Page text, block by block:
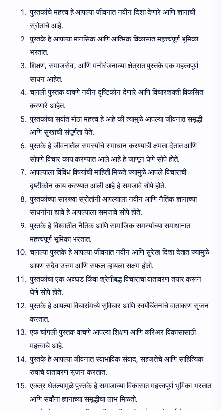
पुस्तकांचे महत्त्व हे आपल्या जीवनात नवीन दिशा देणारे आणि ज्ञानाची
स्रोताचे आहे.
पुस्तके हे आपल्या मानसिक आणि आत्मिक विकासात महत्त्वपूर्ण भूमिका
भरतात.
शिक्षण, समाजसेवा, आणि मनोरंजनाच्या क्षेत्रात पुस्तके एक महत्त्वपूर्ण
साधन आहेत.
चांगली पुस्तक वाचणे नवीन दृष्टिकोन देणारे आणि विचारशक्ती विकसित
करणारे आहेत.
पुस्तकांचा सर्वात मोठा महत्त्व हे आहे की त्यामुळे आपल्या जीवनात समृद्धी
आणि सुखाची संपूर्णता येते.
पुस्तके हे जीवनातील समस्यांचे समाधान करण्याची क्षमता देतात आणि
सोपणे विचार काय करण्यात आले आहे हे जाणून घेणे सोपे होते.
आपल्याला विविध विषयांची माहिती मिळते ज्यामुळे आपले विचारांची
दृष्टीकोन काय करण्यात आली आहे हे समजावे सोपे होते.
पुस्तकांच्या सारख्या स्रोतांनी आपल्याला नवीन आणि नैतिक ज्ञानाच्या
साधनांना द्यावे हे आपल्याला समजावे सोपे होते.
पुस्तके हे विश्वातील नैतिक आणि सामाजिक समस्यांच्या समाधानात
महत्त्वपूर्ण भूमिका भरतात.
चांगल्या पुस्तके हे आपल्या जीवनात नवीन आणि सुरेख दिशा देतात ज्यामुळे
आपण सदैव उत्तम आणि सफल व्हायला सक्षम होतो.
पुस्तकांचा एक अवघड किंवा श्रेणीबद्ध विचाराचा वातावरण तयार करून
घेणे सोपे होते.
पुस्तके हे आपल्या विचारांमध्ये सुविचार आणि स्वयंचिंतनाचे वातावरण सृजन
करतात.
एक चांगली पुस्तक वाचणे आपल्या शिक्षण आणि करिअर विकासासाठी
महत्त्वाचे आहे.
पुस्तके हे आपल्या जीवनात स्वाभाविक संवाद, सहजतेचे आणि साहित्यिक
रुचीचे वातावरण सृजन करतात.
एकत्र घेतल्यामुळे पुस्तके हे समाजाच्या विकासात महत्त्वपूर्ण भूमिका भरतात
आणि सर्वांना ज्ञानाच्या समृद्धीचा लाभ मिळतो.